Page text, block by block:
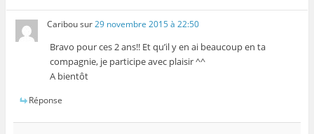
Caribousur29 novembre 2015 à 22:50
Bravo pour ces 2 ans!! Et qu’il y en ai beaucoup en ta
compagnie, je participe avec plaisir ^^
A bientôt
Réponse